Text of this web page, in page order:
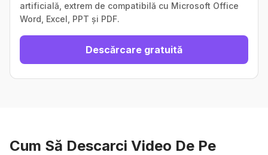
artificială, extrem de compatibilă cu Microsoft Office
Word, Excel, PPT și PDF.
Descărcare gratuită
Cum Să Descarci Video De Pe